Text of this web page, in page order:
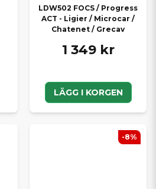
LDW502 FOCS / Progress
ACT - Ligier / Microcar /
Chatenet / Grecav
1 349 kr
LÄGG I KORGEN
-8%